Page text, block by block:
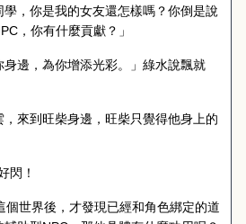
，你是我的女友還怎樣嗎？你倒是說
，你有什麼貢獻？」
邊，為你增添光彩。」綠水說飄就
來到旺柴身邊，旺柴只覺得他身上的
！
個世界後，才發現已經和角色綁定的道